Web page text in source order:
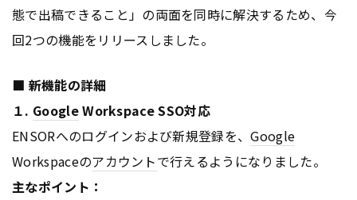
態で出稿できること」の両面を同時に解決するため、今
回2つの機能をリリースしました。
■ 新機能の詳細
１. GoogleWorkspace SSO対応
ENSORへのログインおよび新規登録を、Google
Workspaceのアカウントで行えるようになりました。
主なポイント：